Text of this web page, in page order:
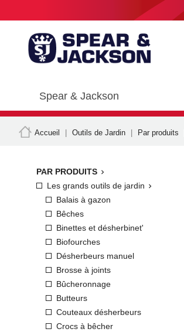
Spear & Jackson
Accueil Outils de Jardin Par produits
PAR PRODUITS 
Les grands outils de jardin 
Balais à gazon
Bêches
Binettes et désherbinet'
Biofourches
Désherbeurs manuel
Brosse à joints
Bûcheronnage
Butteurs
Couteaux désherbeurs
Crocs à bêcher